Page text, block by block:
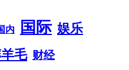
内 国际 娱乐
毛 财经